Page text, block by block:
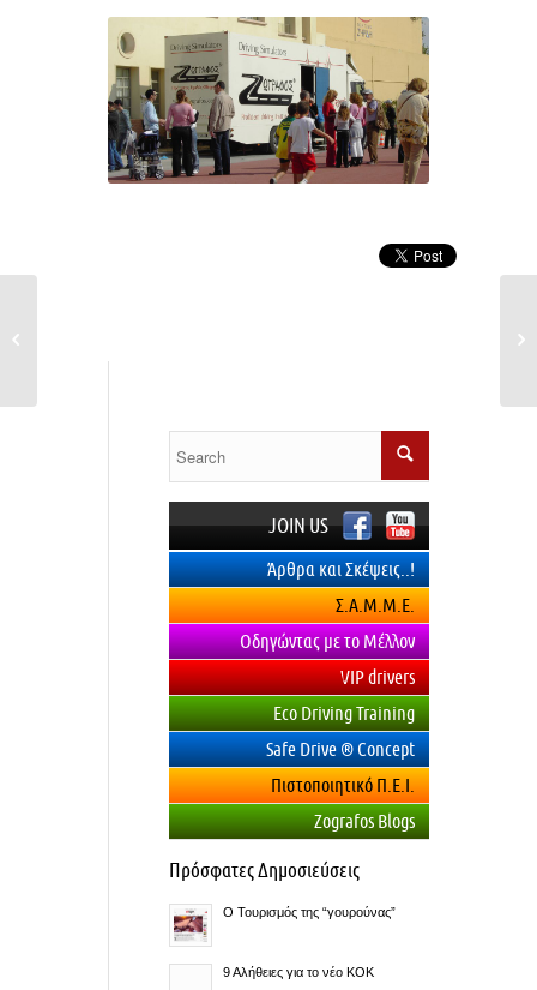
JOIN US
Άρθρα και Σκέψεις..!
Σ.Α.Μ.Μ.Ε.
Οδηγώντας με το Μέλλον
VIP drivers
Eco Driving Training
Safe Drive ® Concept
Πιστοποιητικό Π.Ε.Ι.
Zografos Blogs
Πρόσφατες Δημοσιεύσεις
O Τουρισμός της “γουρούνας”
9 Αλήθειες για το νέο ΚΟΚ
 